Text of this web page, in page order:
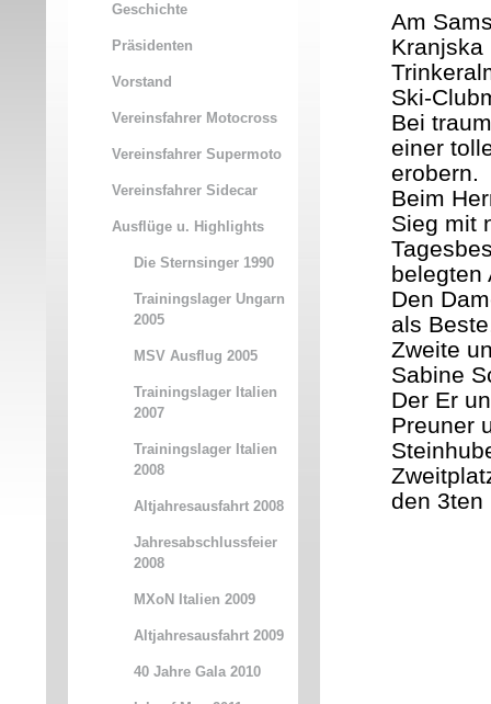
Geschichte
Präsidenten
Vorstand
Vereinsfahrer Motocross
Vereinsfahrer Supermoto
Vereinsfahrer Sidecar
Ausflüge u. Highlights
Die Sternsinger 1990
Trainingslager Ungarn
2005
MSV Ausflug 2005
Trainingslager Italien
2007
Trainingslager Italien
2008
Altjahresausfahrt 2008
Jahresabschlussfeier
2008
MXoN Italien 2009
Altjahresausfahrt 2009
40 Jahre Gala 2010
Am
Kranjska
Ski-
Bei
einer
erobern.
Beim
Sieg mit
belegten
Den
als
Zweite
Sabine
Der Er
Preuner
den 3ten